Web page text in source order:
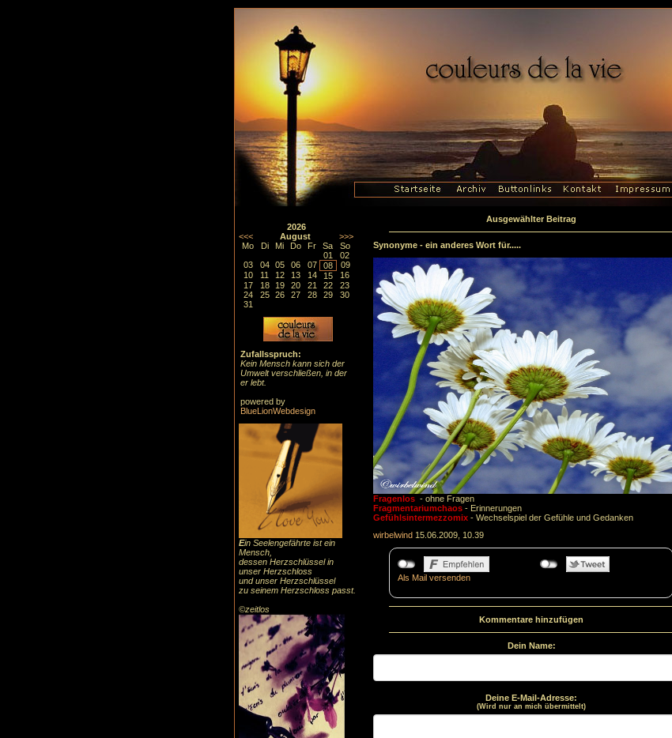
2026
<<<
August
>>>
Mo
Di Mi Do Fr Sa
So
01
02
03
04 05 06 07 08
09
10
11 12 13 14 15
16
17
18 19 20 21 22
23
24
25 26 27 28 29
30
31
Zufallsspruch:
Kein Mensch kann sich der
Umwelt verschließen, in der
er lebt.
powered by
BlueLionWebdesign
Ein Seelengefährte ist ein
Mensch,
dessen Herzschlüssel in
unser Herzschloss
und unser Herzschlüssel
zu seinem Herzschloss passt.
©zeitlos
Ausgewählter Beitrag
Synonyme - ein anderes Wort für.....
Fragenlos - ohne Fragen
Fragmentariumchaos - Erinnerungen
Gefühlsintermezzomix - Wechselspiel der Gefühle und Gedanken
wirbelwind 15.06.2009, 10.39
Als Mail versenden
Kommentare hinzufügen
Dein Name:
Deine E-Mail-Adresse:
(Wird nur an mich übermittelt)